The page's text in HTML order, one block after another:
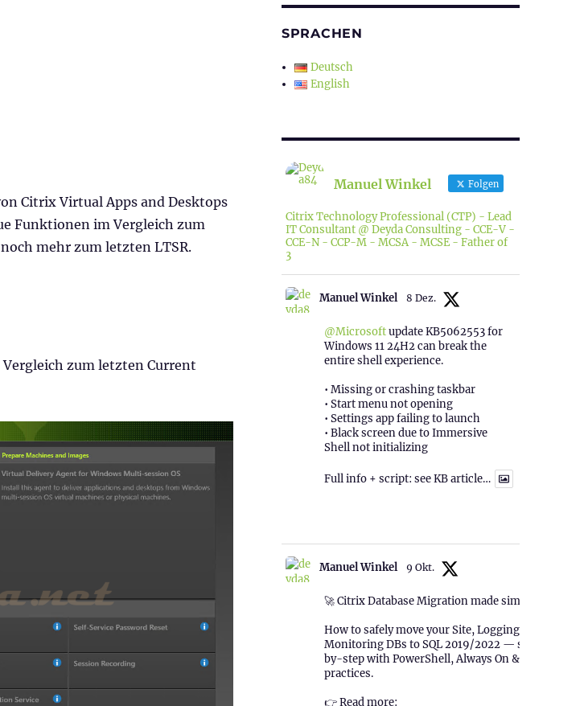
Citrix Virtual Apps and Desktops
Funktionen im Vergleich zum
mehr zum letzten LTSR.
zum letzten Current
SPRACHEN
Deutsch
English
Manuel Winkel Folgen
Citrix Technology Professional (CTP) - Lead
IT Consultant @ Deyda Consulting - CCE-V -
CCE-N - CCP-M - MCSA - MCSE - Father of
3
Manuel Winkel 8 Dez.
@Microsoftupdate KB5062553 for
Windows 11 24H2 can break the
entire shell experience.
• Missing or crashing taskbar
• Start menu not opening
• Settings app failing to launch
• Black screen due to Immersive
Shell not initializing
Full info + script: see KB article…
Manuel Winkel 9 Okt.
🚀 Citrix Database Migration made simple!
How to safely move your Site, Logging &
Monitoring DBs to SQL 2019/2022 — step-
by-step with PowerShell, Always On & best
practices.
👉 Read more: